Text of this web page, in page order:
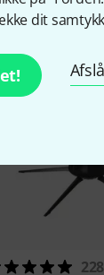
dit
228